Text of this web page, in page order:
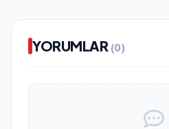
YORUMLAR (0)